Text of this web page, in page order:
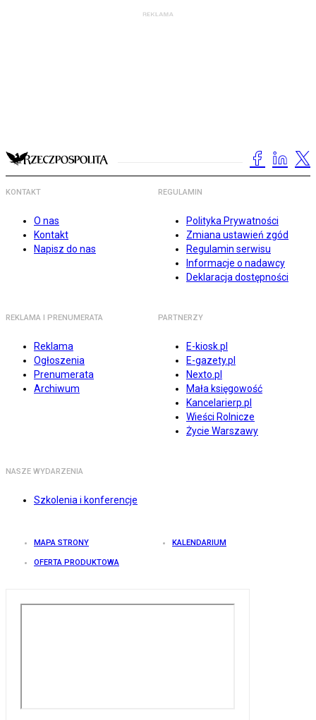
KONTAKT
O nas
Kontakt
Napisz do nas
REGULAMIN
Polityka Prywatności
Zmiana ustawień zgód
Regulamin serwisu
Informacje o nadawcy
Deklaracja dostępności
REKLAMA I PRENUMERATA
Reklama
Ogłoszenia
Prenumerata
Archiwum
PARTNERZY
E-kiosk.pl
E-gazety.pl
Nexto.pl
Mała księgowość
Kancelarierp.pl
Wieści Rolnicze
Życie Warszawy
NASZE WYDARZENIA
Szkolenia i konferencje
MAPA STRONY KALENDARIUM
OFERTA PRODUKTOWA